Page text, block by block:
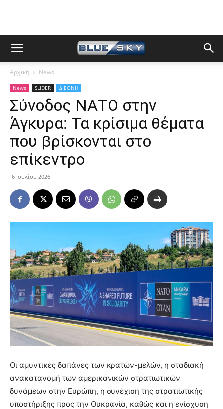
Αρχική News
News SLIDER ΔΙΕΘΝΗ
Σύνοδος ΝΑΤΟ στην
Άγκυρα: Τα κρίσιμα θέματα
που βρίσκονται στο
επίκεντρο
6 Ιουλίου 2026
Οι αμυντικές δαπάνες των κρατών-μελών, η σταδιακή
ανακατανομή των αμερικανικών στρατιωτικών
δυνάμεων στην Ευρώπη, η συνέχιση της στρατιωτικής
υποστήριξης προς την Ουκρανία, καθώς και η ενίσχυση